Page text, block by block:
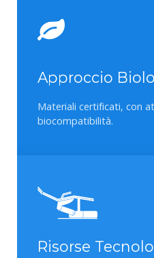
Approccio
Materiali certificati, con
biocompatibilità.
Risorse